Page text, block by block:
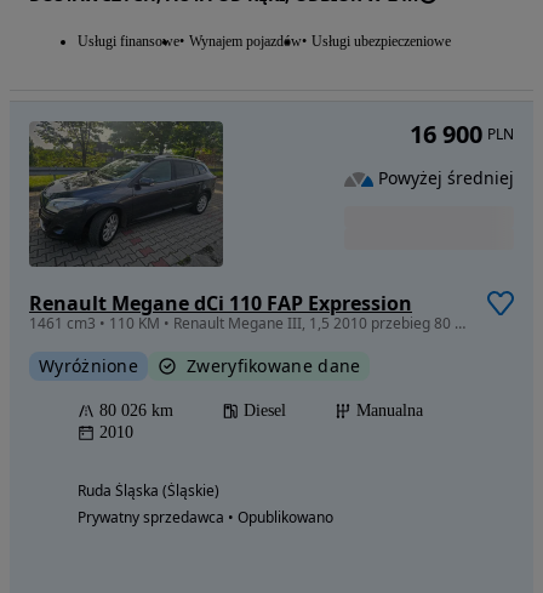
Usługi finansowe Wynajem pojazdów Usługi ubezpieczeniowe
Renault Megane dCi 110 FAP Expression
1461 cm3 • 110 KM • Renault Megane III, 1,5 2010 przebieg 80 000, zadbany
Wyróżnione Zweryfikowane dane
80 026 km Diesel
Manualna
2010
Ruda Śląska (Śląskie)
Prywatny sprzedawca • Opublikowano
16 900 PLN
Powyżej średniej